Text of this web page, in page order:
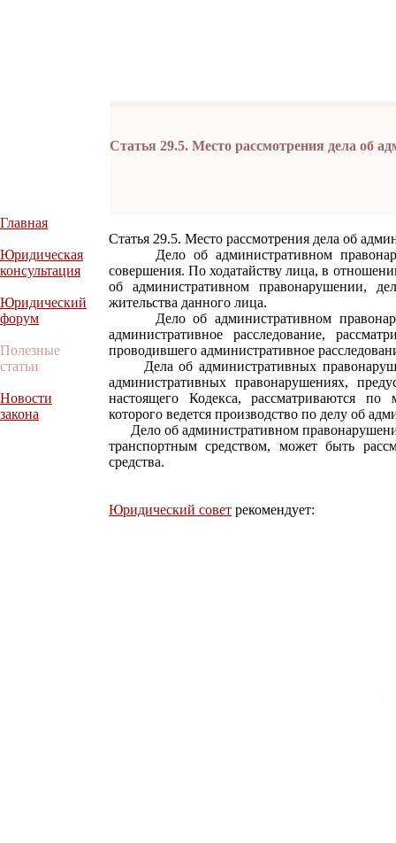
Статья 29.5. Место рассмотрения дела об
Главная
Юридическая
консультация
Юридический
форум
Полезные
статьи
Новости
закона
Статья 29.5. Место рассмотрения дела об
Дело об административном
совершения. По ходатайству лица, в
об административном правонарушении,
жительства данного лица.
Дело об административном
административное расследование,
проводившего административное
Дела об административных
административных правонарушениях,
настоящего Кодекса, рассматриваются
которого ведется производство по делу об
Дело об административном
транспортным средством, может быть
средства.
Юридический совет рекомендует: